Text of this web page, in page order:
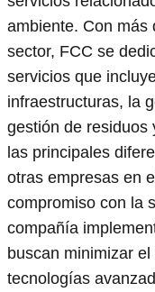
ambiente. Con más
sector, FCC se
servicios que
infraestructuras, la
gestión de residuos
las principales
otras empresas en
compromiso con la
compañía
buscan minimizar
tecnologías